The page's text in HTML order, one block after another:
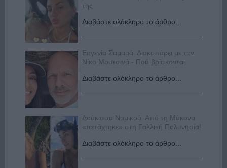
της
Διαβάστε ολόκληρο το άρθρο...
Ευγενία Σαμαρά: Διακοπάρει με τον
Νίκο Μουτσινά - Πού βρίσκονται;
Διαβάστε ολόκληρο το άρθρο...
Δούκισσα Νομικού: Από τη Μύκονο
«πετάχτηκε» στη Γαλλική Πολυνησία!
Διαβάστε ολόκληρο το άρθρο...